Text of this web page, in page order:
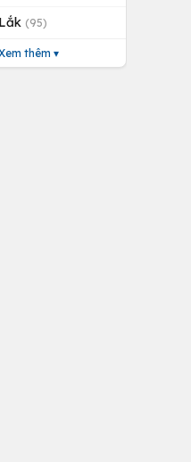
(95)
thêm ▾